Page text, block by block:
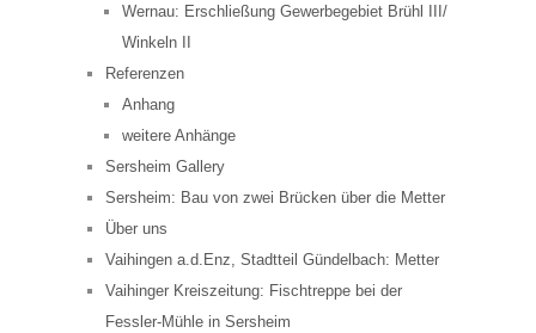
Wernau: Erschließung Gewerbegebiet Brühl III/
Winkeln II
Referenzen
Anhang
weitere Anhänge
Sersheim Gallery
Sersheim: Bau von zwei Brücken über die Metter
Über uns
Vaihingen a.d.Enz, Stadtteil Gündelbach: Metter
Vaihinger Kreiszeitung: Fischtreppe bei der
Fessler-Mühle in Sersheim